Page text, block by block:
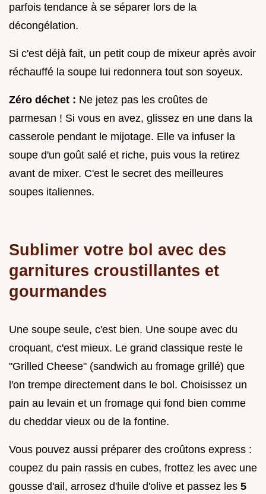
parfois tendance à se séparer lors de la
décongélation.
Si c'est déjà fait, un petit coup de mixeur après avoir
réchauffé la soupe lui redonnera tout son soyeux.
Zéro déchet : Ne jetez pas les croûtes de
parmesan ! Si vous en avez, glissez en une dans la
casserole pendant le mijotage. Elle va infuser la
soupe d'un goût salé et riche, puis vous la retirez
avant de mixer. C'est le secret des meilleures
soupes italiennes.
Sublimer votre bol avec des
garnitures croustillantes et
gourmandes
Une soupe seule, c'est bien. Une soupe avec du
croquant, c'est mieux. Le grand classique reste le
"Grilled Cheese" (sandwich au fromage grillé) que
l'on trempe directement dans le bol. Choisissez un
pain au levain et un fromage qui fond bien comme
du cheddar vieux ou de la fontine.
Vous pouvez aussi préparer des croûtons express :
coupez du pain rassis en cubes, frottez les avec une
gousse d'ail, arrosez d'huile d'olive et passez les 5